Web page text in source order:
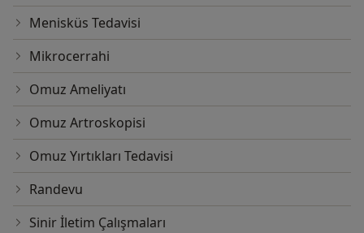
Menisküs Tedavisi
Mikrocerrahi
Omuz Ameliyatı
Omuz Artroskopisi
Omuz Yırtıkları Tedavisi
Randevu
Sinir İletim Çalışmaları